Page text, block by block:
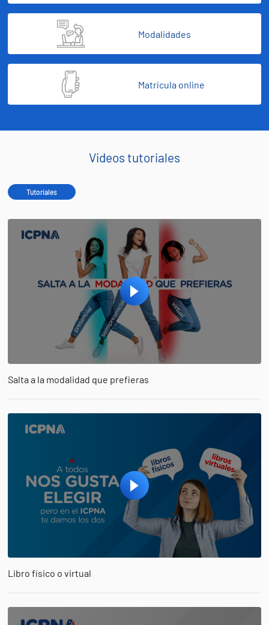
Modalidades
Matrícula online
Videos tutoriales
Tutoriales
Salta a la modalidad que prefieras
Libro físico o virtual